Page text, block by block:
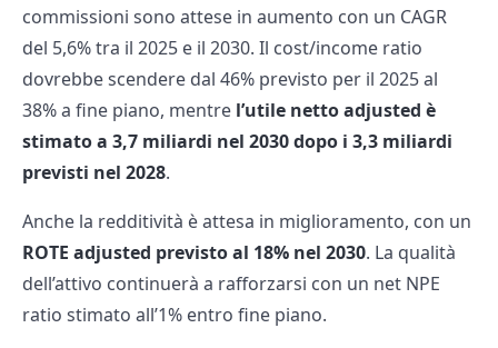
commissioni sono attese in aumento con un CAGR
del 5,6% tra il 2025 e il 2030. Il cost/income ratio
dovrebbe scendere dal 46% previsto per il 2025 al
38% a fine piano, mentre l’utile netto adjusted è
stimato a 3,7 miliardi nel 2030 dopo i 3,3 miliardi
previsti nel 2028.
Anche la redditività è attesa in miglioramento, con un
ROTE adjusted previsto al 18% nel 2030. La qualità
dell’attivo continuerà a rafforzarsi con un net NPE
ratio stimato all’1% entro fine piano.